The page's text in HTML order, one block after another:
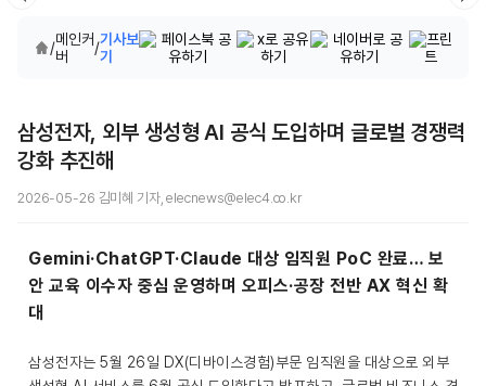
/메인커
버
/기사보
기
삼성전자, 외부 생성형 AI 공식 도입하며 글로벌 경쟁력
강화 추진해
2026-05-26 김미혜 기자, elecnews@elec4.co.kr
Gemini·ChatGPT·Claude 대상 임직원 PoC 완료… 보
안 교육 이수자 중심 운영하며 오피스·공장 전반 AX 혁신 확
대
삼성전자는 5월 26일 DX(디바이스경험)부문 임직원을 대상으로 외부